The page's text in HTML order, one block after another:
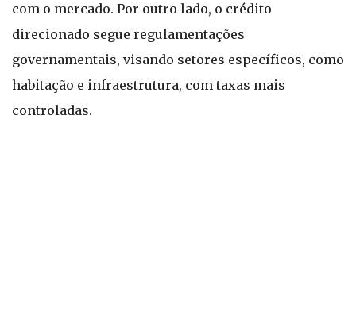
com o mercado. Por outro lado, o crédito
direcionado segue regulamentações
governamentais, visando setores específicos, como
habitação e infraestrutura, com taxas mais
controladas.